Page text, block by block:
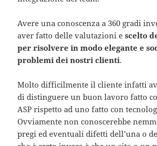
Avere una conoscenza a 360 gradi
aver fatto delle valutazioni e scelto
per risolvere in modo elegante e
problemi dei nostri clienti.
Molto difficilmente il cliente infatti
di distinguere un buon lavoro fatto
ASP rispetto ad uno fatto con
Ovviamente non conoscerebbe
pregi ed eventuali difetti dell’una o